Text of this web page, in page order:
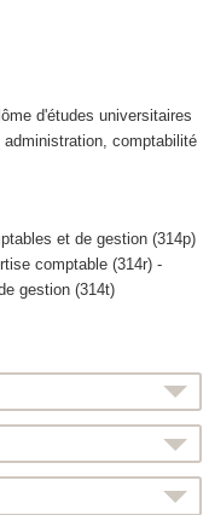
d'études universitaires
comptabilité
et de gestion (314p)
comptable (314r) -
gestion (314t)